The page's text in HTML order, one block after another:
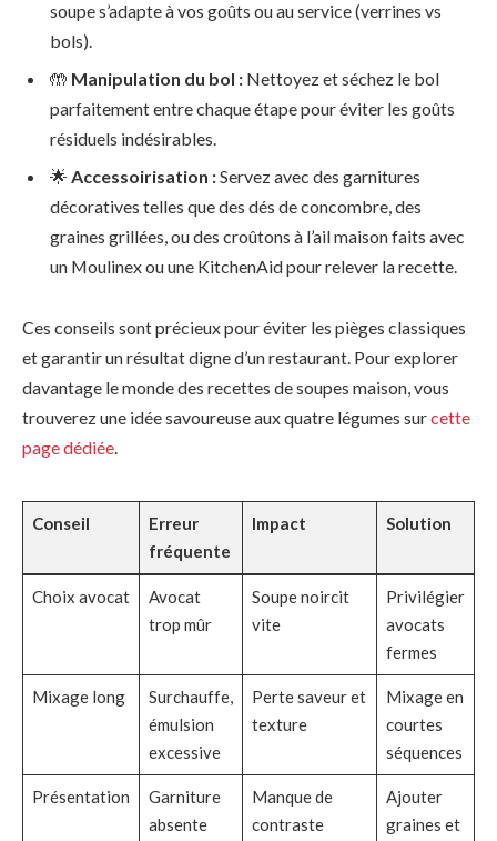
soupe s’adapte à vos goûts ou au service (verrines vs
bols).
🤲 Manipulation du bol : Nettoyez et séchez le bol
parfaitement entre chaque étape pour éviter les goûts
résiduels indésirables.
🌟 Accessoirisation :Servez avec des garnitures
décoratives telles que des dés de concombre, des
graines grillées, ou des croûtons à l’ail maison faits avec
un Moulinex ou une KitchenAid pour relever la recette.
Ces conseils sont précieux pour éviter les pièges classiques
et garantir un résultat digne d’un restaurant. Pour explorer
davantage le monde des recettes de soupes maison, vous
trouverez une idée savoureuse aux quatre légumes surcette
page dédiée.
Conseil
Erreur
fréquente
Impact Solution
Choix avocat
Avocat
trop mûr
Soupe noircit
vite
Privilégier
avocats
fermes
Mixage long
Surchauffe,
émulsion
excessive
Perte saveur et
texture
Mixage en
courtes
séquences
Présentation
Garniture
absente
Manque de
contraste
Ajouter
graines et